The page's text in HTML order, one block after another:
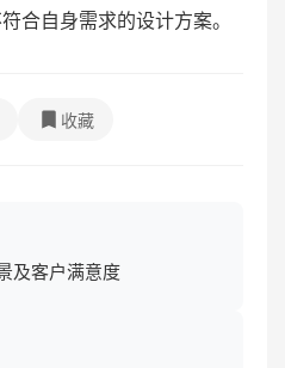
合自身需求的设计方案。
收藏
及客户满意度